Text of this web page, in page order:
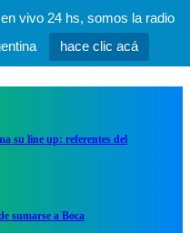
vivo 24 hs, somos la radio
hace clic acá
su line up: referentes del
sumarse a Boca